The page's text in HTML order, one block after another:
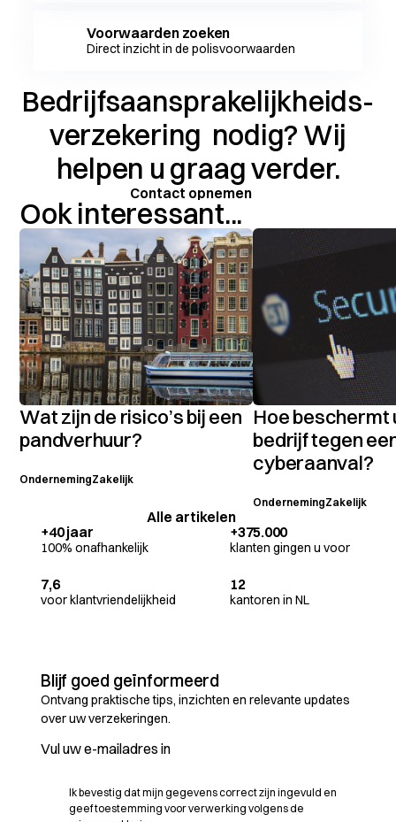
Voorwaarden zoeken
Direct inzicht in de polisvoorwaarden
Bedrijfsaansprakelijkheids­
verzekering nodig? Wij
helpen u graag verder.
Contact opnemen
Ook interessant...
Wat zijn de risico’s bij een
pandverhuur?
OndernemingZakelijk
Hoe beschermt
bedrijf tegen
cyberaanval?
OndernemingZakelijk
Alle artikelen
+40 jaar
100% onafhankelijk
+375.000
klanten gingen u voor
7,6
voor klantvriendelijkheid
12
kantoren in NL
Blijf goed geïnformeerd
Ontvang praktische tips, inzichten en relevante updates
over uw verzekeringen.
Ik bevestig dat mijn gegevens correct zijn ingevuld en
geef toestemming voor verwerking volgens de